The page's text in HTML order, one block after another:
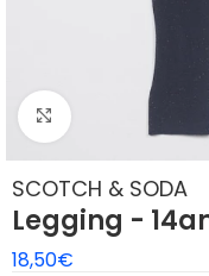
Klik om te
SCOTCH & SODA
Legging -
18,50€